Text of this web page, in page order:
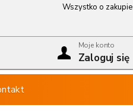
Wszystko o zakupie
Moje konto
Zaloguj się